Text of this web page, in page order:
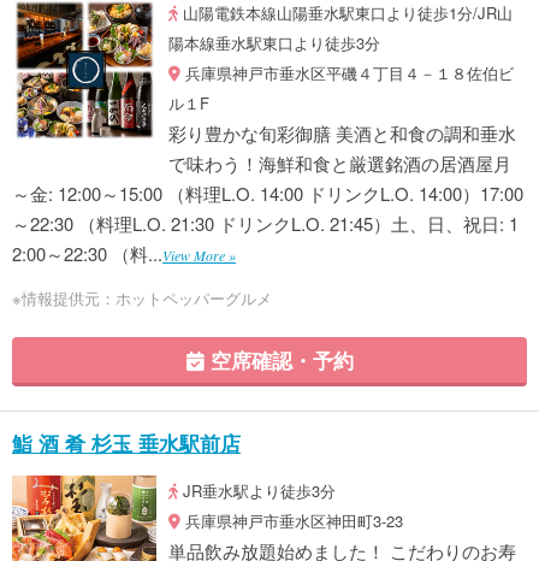
山陽電鉄本線山陽垂水駅東口より徒歩1分/JR山
陽本線垂水駅東口より徒歩3分
兵庫県神戸市垂水区平磯４丁目４－１８佐伯ビ
ル１F
彩り豊かな旬彩御膳 美酒と和食の調和垂水
で味わう！海鮮和食と厳選銘酒の居酒屋月
～金: 12:00～15:00 （料理L.O. 14:00 ドリンクL.O. 14:00）17:00
～22:30 （料理L.O. 21:30 ドリンクL.O. 21:45）土、日、祝日: 1
2:00～22:30 （料...View More »
※情報提供元：ホットペッパーグルメ
空席確認・予約
鮨 酒 肴 杉玉 垂水駅前店
JR垂水駅より徒歩3分
兵庫県神戸市垂水区神田町3-23
単品飲み放題始めました！ こだわりのお寿